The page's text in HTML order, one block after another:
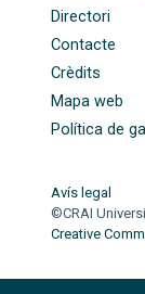
Directori
Contacte
Crèdits
Mapa web
Política de
Avís legal
©CRAI
Creative